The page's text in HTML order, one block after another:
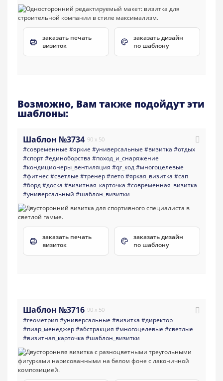
заказать печать
визиток
заказать дизайн
по шаблону
Возможно, Вам также подойдут эти
шаблоны:
Шаблон №3734 90 x 50
#современные #яркие #универсальные #визитка #отдых
#спорт#единоборства #поход_и_снаряжение
#кондиционеры_вентиляция #qr_код#многоцелевые
#фитнес#светлые #тренер#лето#яркая_визитка #сап
#борд#доска #визитная_карточка #современная_визитка
#универсальный #шаблон_визитки
заказать печать
визиток
заказать дизайн
по шаблону
Шаблон №3716 90 x 50
#геометрия #универсальные #визитка #директор
#пиар_менеджер#абстракция #многоцелевые #светлые
#визитная_карточка #шаблон_визитки